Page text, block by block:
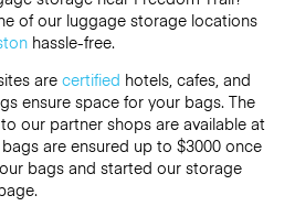
of our luggage storage locations
hassle-free.
are certified hotels, cafes, and
ensure space for your bags. The
our partner shops are available at
are ensured up to $3000once
bags and started our storage